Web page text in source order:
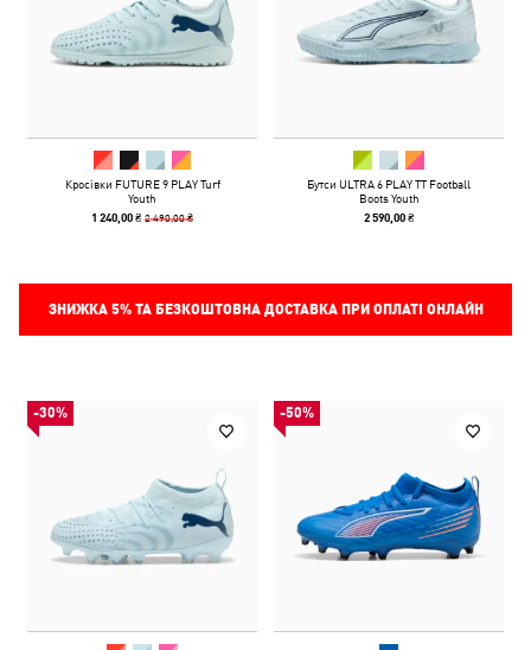
Кросівки FUTURE 9 PLAY Turf
Youth
1 240,00 ₴2 490,00 ₴
Бутси ULTRA 6 PLAY TT Football
Boots Youth
2 590,00 ₴
ЗНИЖКА 5%ТА БЕЗКОШТОВНА ДОСТАВКА ПРИ ОПЛАТІ ОНЛАЙН
-30% -50%